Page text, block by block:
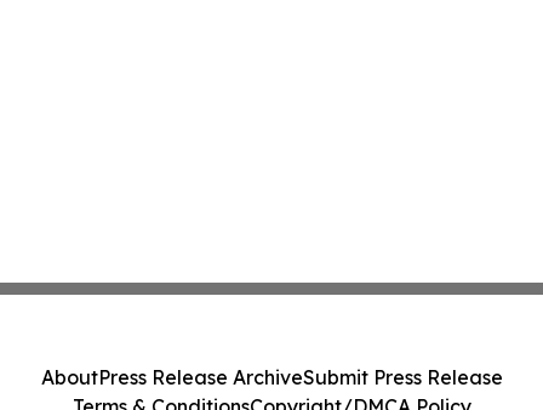
AboutPress Release ArchiveSubmit Press Release